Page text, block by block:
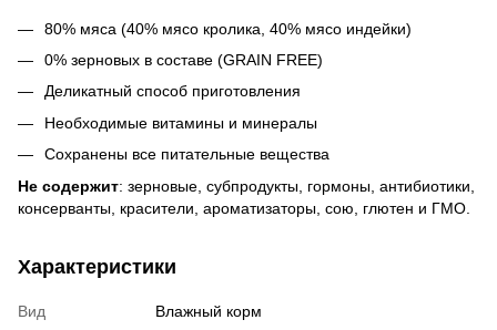
80% мяса (40% мясо кролика, 40% мясо индейки)
0% зерновых в составе (GRAIN FREE)
Деликатный способ приготовления
Необходимые витамины и минералы
Сохранены все питательные вещества
Не содержит: зерновые, субпродукты, гормоны, антибиотики,
консерванты, красители, ароматизаторы, сою, глютен и ГМО.
Характеристики
Вид
Влажный корм